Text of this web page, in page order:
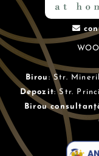
Birou : Str.
Depozit: Str.
Birou